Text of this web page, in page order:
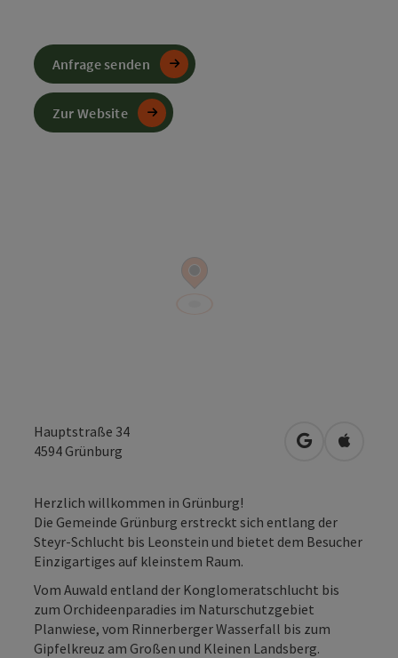
Hauptstraße 34
4594 Grünburg in Google
in
Herzlich willkommen in Grünburg!
Die Gemeinde Grünburg erstreckt sich entlang der
Steyr-Schlucht bis Leonstein und bietet dem Besucher
Einzigartiges auf kleinstem Raum.
Vom Auwald entland der Konglomeratschlucht bis
zum Orchideenparadies im Naturschutzgebiet
Planwiese, vom Rinnerberger Wasserfall bis zum
Gipfelkreuz am Großen und Kleinen Landsberg.
Anfrage senden
Zur Website